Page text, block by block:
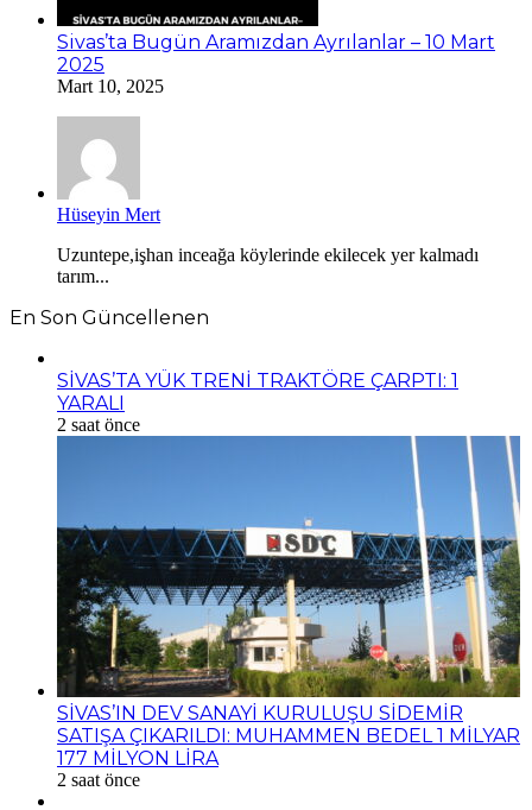
Sivas’ta Bugün Aramızdan Ayrılanlar – 10 Mart
2025
Mart 10, 2025
Hüseyin Mert
Uzuntepe,işhan inceağa köylerinde ekilecek yer kalmadı
tarım...
En Son Güncellenen
SİVAS’TA YÜK TRENİ TRAKTÖRE ÇARPTI: 1
YARALI
2 saat önce
SİVAS’IN DEV SANAYİ KURULUŞU SİDEMİR
SATIŞA ÇIKARILDI: MUHAMMEN BEDEL 1 MİLYAR
177 MİLYON LİRA
2 saat önce